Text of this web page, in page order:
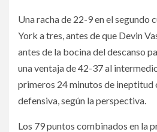
Una racha de 22-9 en el segundo
York a tres, antes de que Devin
antes de la bocina del descanso
una ventaja de 42-37 al
primeros 24 minutos de ineptitud
defensiva, según la perspectiva.
Los 79 puntos combinados en la